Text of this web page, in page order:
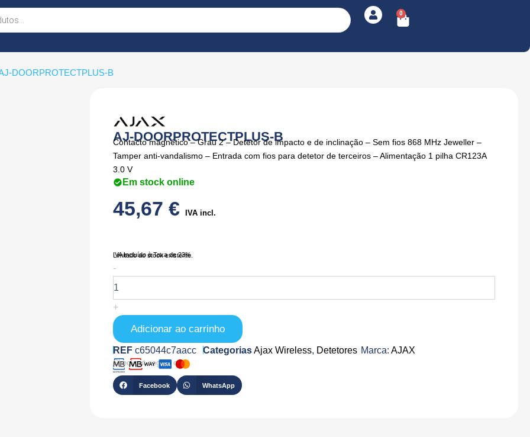
0
Cart
DOORPROTECTPLUS-B
AJ-DOORPROTECTPLUS-B
Contacto magnético – Grau 2 – Detetor de impacto e de inclinação – Sem fios 868 MHz Jeweller –
Tamper anti-vandalismo – Entrada com fios para detetor de terceiros – Alimentação 1 pilha CR123A
3.0 V
Em stock online
45,67€ IVA incl.
IVA Incluído à Taxa de 23%
Limitado ao stock existente.
-Quantidade
de
AJ-
DOORPROTECTPLUS-
B
+
Adicionar ao carrinho
REFc65044c7aacc CategoriasAjax Wireless, Detetores Marca: AJAX
Checkout seguro com
Facebook WhatsApp